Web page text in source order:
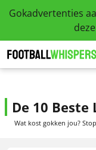
Gokadvertenties
De 10 Beste
Wat kost gokken jou?